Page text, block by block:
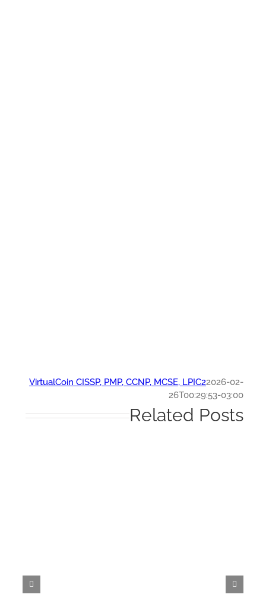
VirtualCoin CISSP, PMP, CCNP, MCSE, LPIC22026-
26T00:29:53-
Related